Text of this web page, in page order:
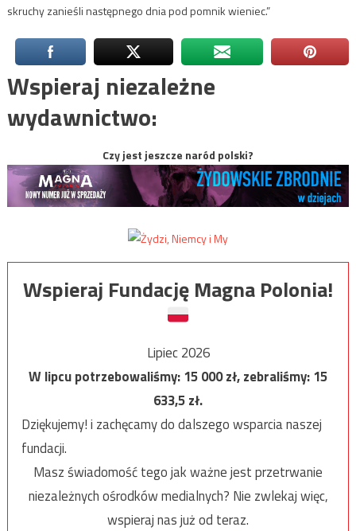
skruchy zanieśli następnego dnia pod pomnik wieniec.”
Wspieraj niezależne
wydawnictwo:
Czy jest jeszcze naród polski?
Wspieraj Fundację Magna Polonia!
Lipiec 2026
W lipcu potrzebowaliśmy:15 000zł, zebraliśmy:15
633,5zł.
Dziękujemy! i zachęcamy do dalszego wsparcia naszej
fundacji.
Masz świadomość tego jak ważne jest przetrwanie
niezależnych ośrodków medialnych? Nie zwlekaj więc,
wspieraj nas już od teraz.